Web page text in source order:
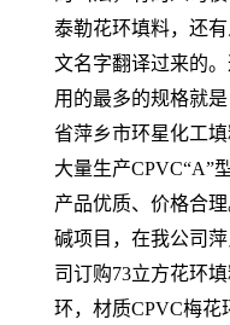
泰勒花环填料，还
文名字翻译过来的
用的最多的规格就
省萍乡市环星化工
大量生产CPVC“A”
产品优质、价格合
碱项目，在我公司
司订购73立方花环
环，材质CPVC梅花